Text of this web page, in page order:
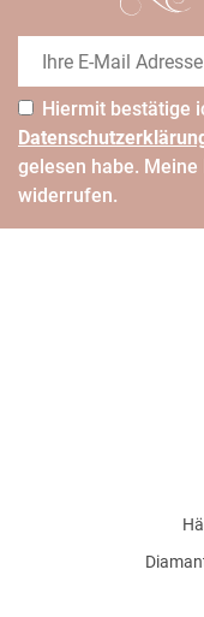
Hiermit bestätige
gelesen habe.
widerrufen.